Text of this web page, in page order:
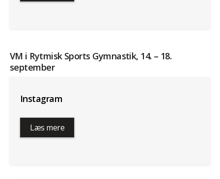
VM i Rytmisk Sports Gymnastik, 14. – 18.
september
Instagram
Læs mere